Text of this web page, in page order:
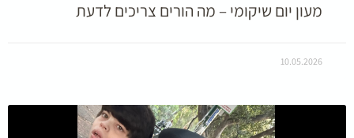
מעון יום שיקומי – מה הורים צריכים לדעת
10.05.2026